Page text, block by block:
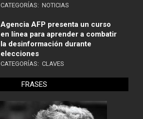
CATEGORÍAS: NOTICIAS
Agencia AFP presenta un curso
en línea para aprender a combatir
la desinformación durante
elecciones
CATEGORÍAS: CLAVES
FRASES